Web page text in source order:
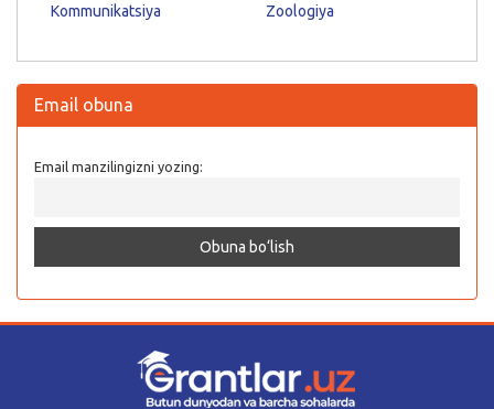
Kommunikatsiya
Zoologiya
Email obuna
Email manzilingizni yozing: